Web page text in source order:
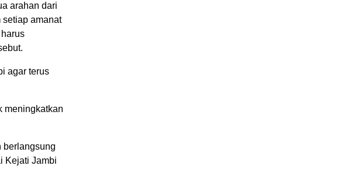
arahan dari
amanat
agar terus
meningkatkan
berlangsung
Kejati Jambi